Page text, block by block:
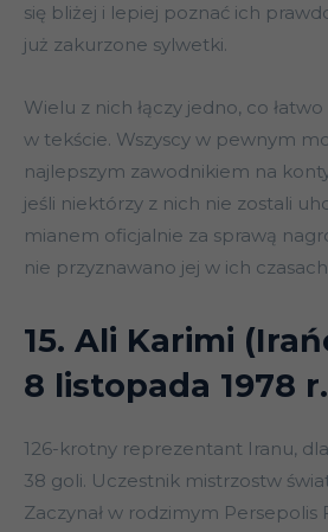
się bliżej i lepiej poznać ich
już zakurzone sylwetki.
Wielu z nich łączy jedno, co
w tekście. Wszyscy w pewnym
najlepszym zawodnikiem na
jeśli niektórzy z nich nie zostali
mianem oficjalnie za sprawą
nie przyznawano jej w ich
15. Ali Karimi
8 listopada 1978
126-krotny reprezentant Iranu,
38 goli. Uczestnik mistrzostw
Zaczynał w rodzimym Persepolis